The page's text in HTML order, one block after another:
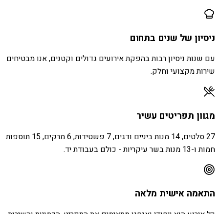
ניסיון של שנים בתחום
עם שנות ניסיון רבות בהפקת אירועים גדולים וקטנים, אנו מבטיחים
שירות מקצועי וחלק.
מגוון תפריטים עשיר
27 סלטים, 14 מנות ביניים ודגים, 7 פשטידות, 6 מרקים, 15 תוספות
חמות ו-13 מנות בשר עיקריות - כולם בעבודת יד.
התאמה אישית מלאה